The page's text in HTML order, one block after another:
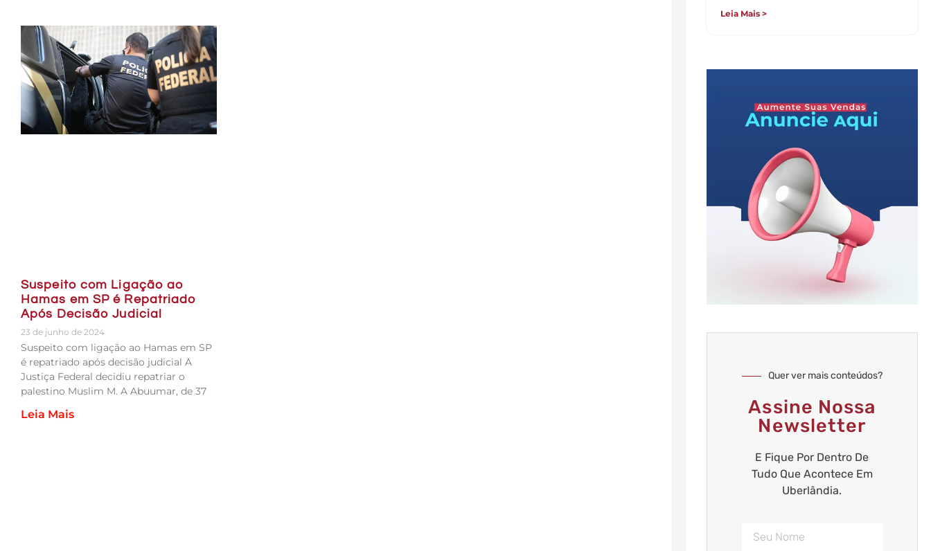
Suspeito com Ligação ao
Hamas em SP é Repatriado
Após Decisão Judicial
23 de junho de 2024
Suspeito com ligação ao Hamas em SP
é repatriado após decisão judicial A
Justiça Federal decidiu repatriar o
palestino Muslim M. A Abuumar, de 37
Leia Mais
Leia Mais >
Quer ver mais conteúdos?
Assine Nossa
Newsletter
E Fique Por Dentro De
Tudo Que Acontece Em
Uberlândia.